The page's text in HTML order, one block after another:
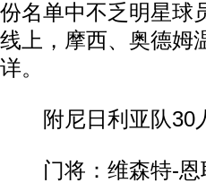
份名单中不乏明星球
线上，摩西、奥德姆
详。
附尼日利亚队30
门将：维森特-恩